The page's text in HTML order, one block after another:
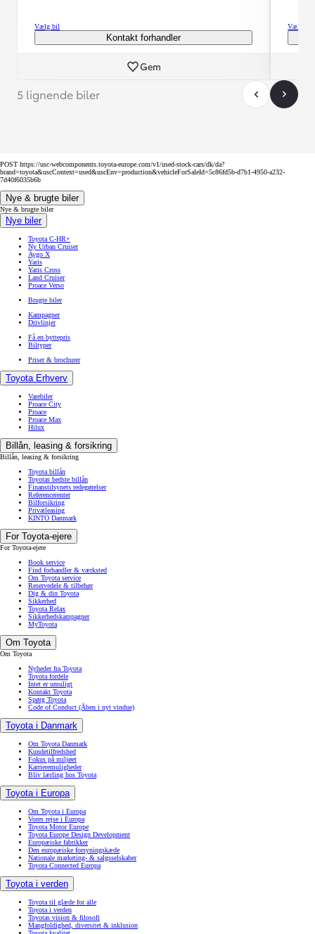
Vælg bil
Kontakt forhandler
Gem
Vælg bil
5 lignende biler
POST https://usc-webcomponents.toyota-europe.com/v1/used-stock-cars/dk/da?
brand=toyota&uscContext=used&uscEnv=production&vehicleForSaleId=5c86fd5b-d7b1-4950-a232-
7d40f6035b6b
Nye & brugte biler
Nye & brugte biler
Nye biler
Toyota C-HR+
Ny Urban Cruiser
Aygo X
Yaris
Yaris Cross
Land Cruiser
Proace Verso
Brugte biler
Kampagner
Drivlinjer
Få en byttepris
Biltyper
Priser & brochurer
Toyota Erhverv
Varebiler
Proace City
Proace
Proace Max
Hilux
Billån, leasing & forsikring
Billån, leasing & forsikring
Toyota billån
Toyotas bedste billån
Finanstilsynets redegørelser
Referencerenter
Bilforsikring
Privatleasing
KINTO Danmark
For Toyota-ejere
For Toyota-ejere
Book service
Find forhandler & værksted
Om Toyota service
Reservedele & tilbehør
Dig & din Toyota
Sikkerhed
Toyota Relax
Sikkerhedskampagner
MyToyota
Om Toyota
Om Toyota
Nyheder fra Toyota
Toyota fordele
Intet er umuligt
Kontakt Toyota
Spørg Toyota
Code of Conduct (Åben i nyt vindue)
Toyota i Danmark
Om Toyota Danmark
Kundetilfredshed
Fokus på miljøet
Karrieremuligheder
Bliv lærling hos Toyota
Toyota i Europa
Om Toyota i Europa
Vores rejse i Europa
Toyota Motor Europe
Toyota Europe Design Development
Europæiske fabrikker
Den europæiske forsyningskæde
Nationale marketing- & salgsselskaber
Toyota Connected Europa
Toyota i verden
Toyota til glæde for alle
Toyota i verden
Toyotas vision & filosofi
Mangfoldighed, diversitet & inklusion